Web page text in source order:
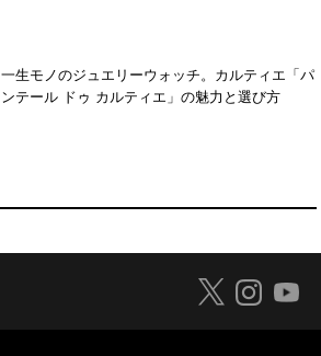
一生モノのジュエリーウォッチ。カルティエ「パ
ンテール ドゥ カルティエ」の魅力と選び方